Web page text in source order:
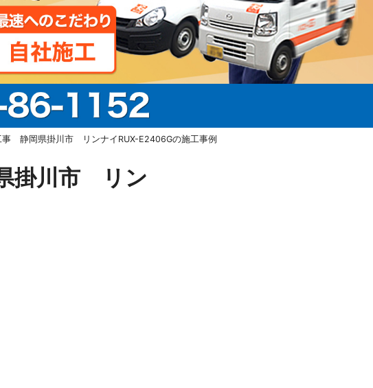
事 静岡県掛川市 リンナイRUX-E2406Gの施工事例
掛川市 リン